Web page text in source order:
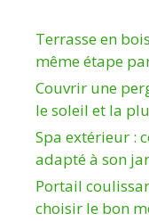
Terrasse en
même étape
Couvrir une
le soleil et la
Spa extérieur :
adapté à son
Portail
choisir le bon